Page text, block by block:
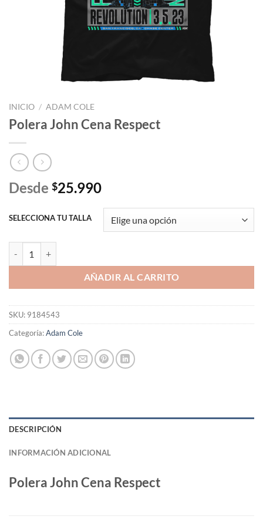
INICIO / ADAM COLE
Polera John Cena Respect
Desde $25.990
SELECCIONA TU TALLA
AÑADIR AL CARRITO
SKU: 9184543
Categoría:Adam Cole
DESCRIPCIÓN
INFORMACIÓN ADICIONAL
Polera John Cena Respect